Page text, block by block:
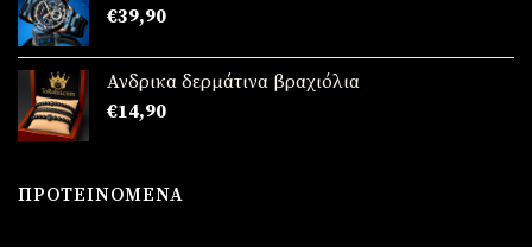
€39,90
Ανδρικα δερμάτινα βραχιόλια
€14,90
ΠΡΟΤΕΙΝΌΜΕΝΑ